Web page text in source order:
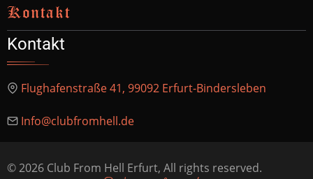
Kontakt
Kontakt
Flughafenstraße 41, 99092 Erfurt-Bindersleben
Info@clubfromhell.de
© 2026 Club From Hell Erfurt, All rights reserved.